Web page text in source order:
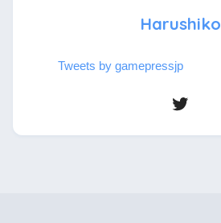
Harushiko
Tweets by gamepressjp